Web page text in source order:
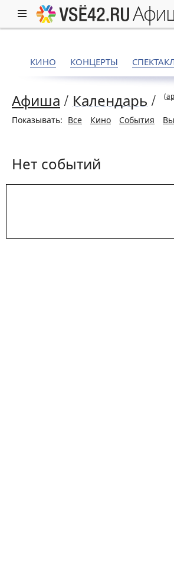
КИНО КОНЦЕРТЫ
Афиша / Календарь /
Показывать: Все Кино События
Нет событий